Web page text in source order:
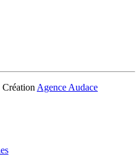
Création Agence Audace